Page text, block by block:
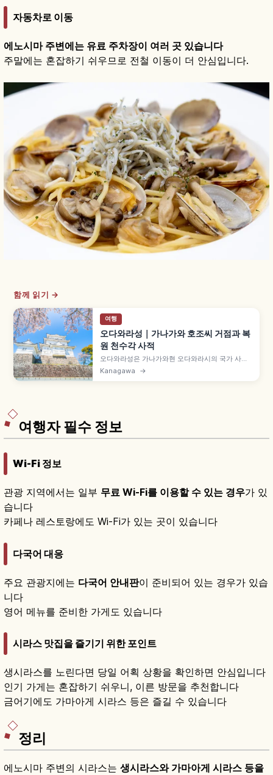
자동차로 이동
에노시마 주변에는 유료 주차장이 여러 곳 있습니다
주말에는 혼잡하기 쉬우므로 전철 이동이 더 안심입니다.
함께 읽기 →
여행
오다와라성｜가나가와 호조씨 거점과 복
원 천수각 사적
오다와라성은 가나가와현 오다와라시의 국가 사적
으로, 15세기 중반 오모리씨가 축성한 성곽이 전신
이며 호조씨 5대 간토 거점입니다. 1590년 도요토
Kanagawa →
여행자 필수 정보
Wi-Fi 정보
관광 지역에서는 일부 무료 Wi-Fi를 이용할 수 있는 경우가 있
습니다
카페나 레스토랑에도 Wi-Fi가 있는 곳이 있습니다
다국어 대응
주요 관광지에는 다국어 안내판이 준비되어 있는 경우가 있습
니다
영어 메뉴를 준비한 가게도 있습니다
시라스 맛집을 즐기기 위한 포인트
생시라스를 노린다면 당일 어획 상황을 확인하면 안심입니다
인기 가게는 혼잡하기 쉬우니, 이른 방문을 추천합니다
금어기에도 가마아게 시라스 등은 즐길 수 있습니다
정리
에노시마 주변의 시라스는 생시라스와 가마아게 시라스 등을